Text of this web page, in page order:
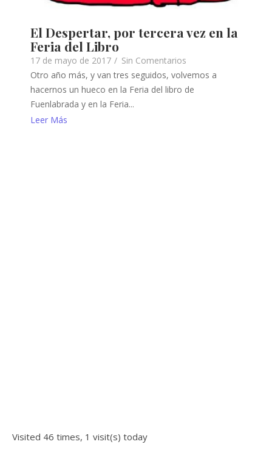
El Despertar, por tercera vez en la
Feria del Libro
17 de mayo de 2017 / Sin Comentarios
Otro año más, y van tres seguidos, volvemos a
hacernos un hueco en la Feria del libro de
Fuenlabrada y en la Feria...
Leer Más
Visited 46 times, 1 visit(s) today